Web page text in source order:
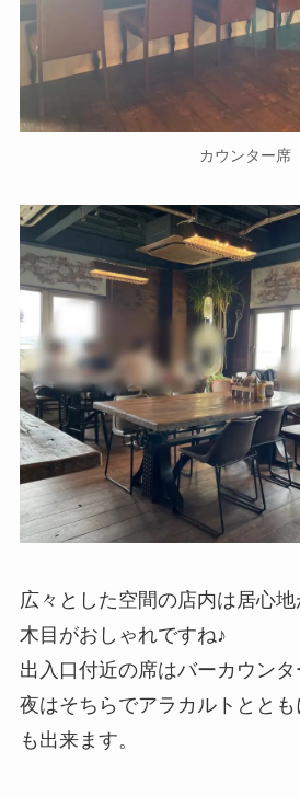
カウンター席
広々とした空間の店内は居心
木目がおしゃれですね♪
出入口付近の席はバーカウンタ
夜はそちらでアラカルトとと
も出来ます。